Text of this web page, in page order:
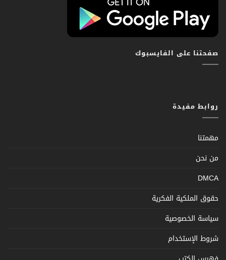
صفحتنا على الفايسبوك
روابط مفيدة
مهمتنا
من نحن
DMCA
حقوق الملكية الفكرية
سياسة الخصوصية
شروط الإستخدام